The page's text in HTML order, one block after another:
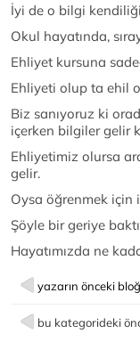
İyi de o bilgi
Okul hayatında,
Ehliyet kursuna
Ehliyeti olup ta ehil
Biz sanıyoruz ki
içerken bilgiler gelir
Ehliyetimiz olursa
gelir.
Oysa öğrenmek için
Şöyle bir geriye
Hayatımızda ne
yazarın önceki
bu kategorideki